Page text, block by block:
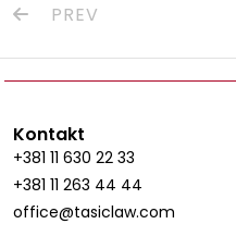
PREV
Kontakt
+381 11 630 22 33
+381 11 263 44 44
office@tasiclaw.com